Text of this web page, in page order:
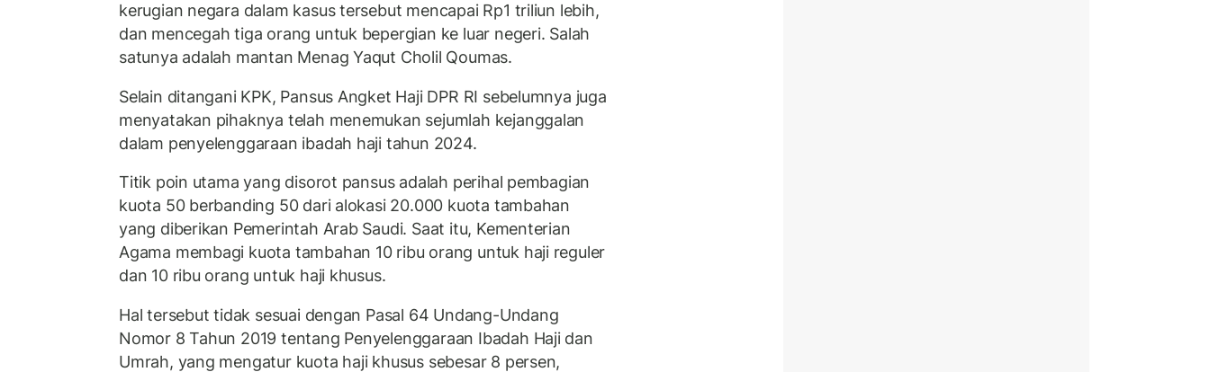
kerugian negara dalam kasus tersebut mencapai Rp1 triliun lebih,
dan mencegah tiga orang untuk bepergian ke luar negeri. Salah
satunya adalah mantan Menag Yaqut Cholil Qoumas.
Selain ditangani KPK, Pansus Angket Haji DPR RI sebelumnya juga
menyatakan pihaknya telah menemukan sejumlah kejanggalan
dalam penyelenggaraan ibadah haji tahun 2024.
Titik poin utama yang disorot pansus adalah perihal pembagian
kuota 50 berbanding 50 dari alokasi 20.000 kuota tambahan
yang diberikan Pemerintah Arab Saudi. Saat itu, Kementerian
Agama membagi kuota tambahan 10 ribu orang untuk haji reguler
dan 10 ribu orang untuk haji khusus.
Hal tersebut tidak sesuai dengan Pasal 64 Undang-Undang
Nomor 8 Tahun 2019 tentang Penyelenggaraan Ibadah Haji dan
Umrah, yang mengatur kuota haji khusus sebesar 8 persen,